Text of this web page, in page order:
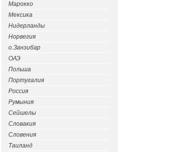
Марокко
Мексика
Нидерланды
Норвегия
о.Занзибар
ОАЭ
Польша
Португалия
Россия
Румыния
Сейшелы
Словакия
Словения
Таиланд